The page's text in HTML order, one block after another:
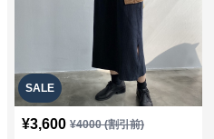
SALE
¥3,600 ¥4000(割引前)